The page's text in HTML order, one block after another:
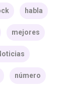
habla
mejores
número